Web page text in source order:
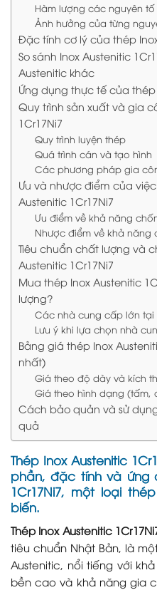
Hàm lượng các nguyên tố
Ảnh hưởng của từng
Đặc tính cơ lý của thép
So sánh Inox Austenitic
Austenitic khác
Ứng dụng thực tế của thép
Quy trình sản xuất và gia
1Cr17Ni7
Quy trình luyện thép
Quá trình cán và tạo hình
Các phương pháp gia
Ưu và nhược điểm của
Austenitic 1Cr17Ni7
Ưu điểm về khả năng
Nhược điểm về khả năng
Tiêu chuẩn chất lượng và
Austenitic 1Cr17Ni7
Mua thép Inox Austenitic
lượng?
Các nhà cung cấp lớn tại
Lưu ý khi lựa chọn nhà
Bảng giá thép Inox
nhất)
Giá theo độ dày và kích
Giá theo hình dạng (tấm,
Cách bảo quản và sử
quả
Thép Inox Austenitic
phần, đặc tính và ứng
1Cr17Ni7, một loại
biến.
Thép Inox Austenitic
tiêu chuẩn Nhật Bản, là
Austenitic, nổi tiếng với
bền cao và khả năng gia